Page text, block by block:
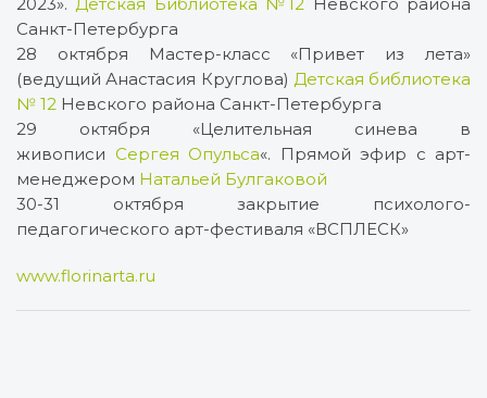
Санкт-Петербурга
28 октября Мастер-класс «Привет из лета»
(ведущий Анастасия Круглова) Детская библиотека
№ 12 Невского района Санкт-Петербурга
29 октября «Целительная синева в
живописи Сергея Опульса«. Прямой эфир с арт-
менеджером Натальей Булгаковой
30-31 октября закрытие психолого-
педагогического арт-фестиваля «ВСПЛЕСК»
www.florinarta.ru